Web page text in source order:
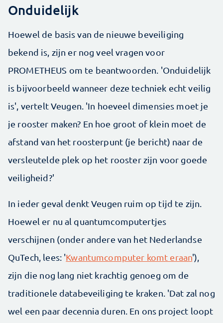
Onduidelijk
Hoewel de basis van de nieuwe beveiliging
bekend is, zijn er nog veel vragen voor
PROMETHEUS om te beantwoorden. 'Onduidelijk
is bijvoorbeeld wanneer deze techniek echt veilig
is', vertelt Veugen. 'In hoeveel dimensies moet je
je rooster maken? En hoe groot of klein moet de
afstand van het roosterpunt (je bericht) naar de
versleutelde plek op het rooster zijn voor goede
veiligheid?'
In ieder geval denkt Veugen ruim op tijd te zijn.
Hoewel er nu al quantumcomputertjes
verschijnen (onder andere van het Nederlandse
QuTech, lees: 'Kwantumcomputer komt eraan'),
zijn die nog lang niet krachtig genoeg om de
traditionele databeveiliging te kraken. 'Dat zal nog
wel een paar decennia duren. En ons project loopt